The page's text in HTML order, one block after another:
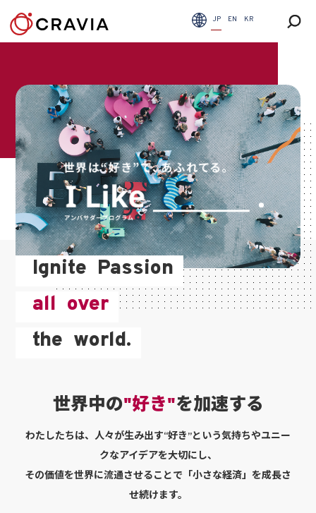
JP EN KR
Ignite Passion
all over
the world.
世界中の"好き"を加速する
わたしたちは、人々が生み出す“好き”という気持ちやユニー
クなアイデアを大切にし、
その価値を世界に流通させることで「小さな経済」を成長さ
せ続けます。